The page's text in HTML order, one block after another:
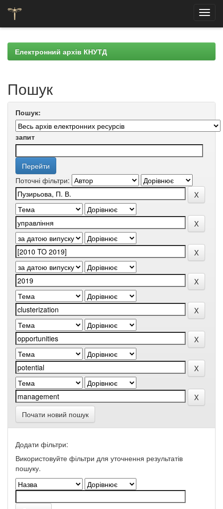
navigationЕлектронний архів КНУТД
Пошук
Пошук:
запит
Поточні фільтри:
Почати новий пошук
Додати фільтри:
Використовуйте фільтри для уточнення результатів
пошуку.